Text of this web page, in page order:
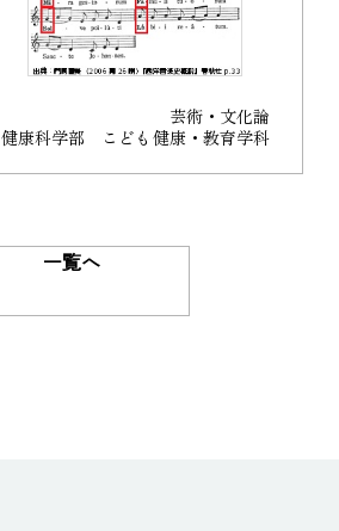
芸術・文化論
健康科学部 こども健康・教育学科
一覧へ